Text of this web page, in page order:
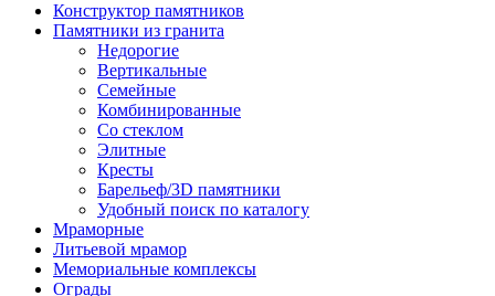
Конструктор памятников
Памятники из гранита
Недорогие
Вертикальные
Семейные
Комбинированные
Со стеклом
Элитные
Кресты
Барельеф/3D памятники
Удобный поиск по каталогу
Мраморные
Литьевой мрамор
Мемориальные комплексы
Ограды